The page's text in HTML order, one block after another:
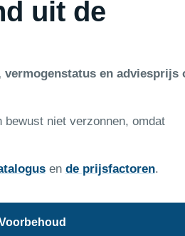
uit de
en adviesprijs
niet verzonnen, omdat
en de prijsfactoren.